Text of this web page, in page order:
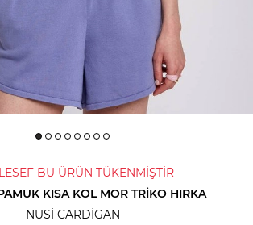
BU ÜRÜN TÜKENMİŞTİR
KISA KOL MOR TRIKO HIRKA
NUSI CARDIGAN